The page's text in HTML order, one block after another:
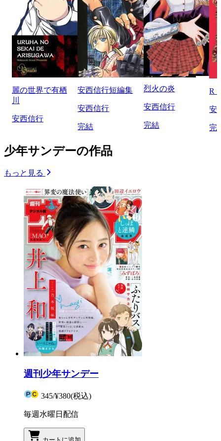
麗の世界で有栖
川
安西信行
安西信行短編集
安西信行
完結
烈火の炎
安西信行
完結
R
安
完
少年サンデーの作品
もっと見る
週刊少年サンデー
345/¥380(税込)
毎週水曜日配信